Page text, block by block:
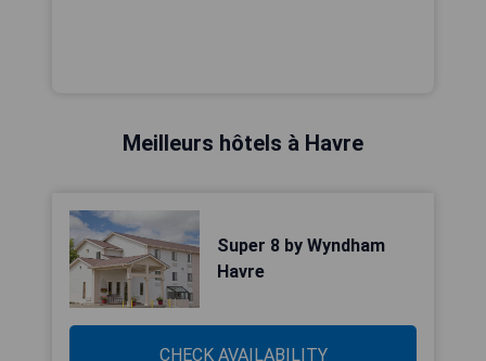
Meilleurs hôtels à Havre
Super 8 by Wyndham
Havre
CHECK AVAILABILITY